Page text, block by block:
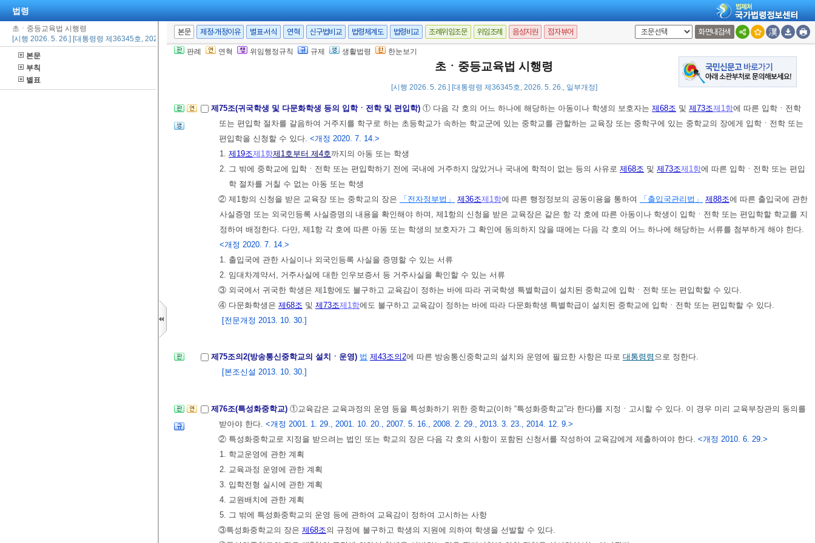
법령
초ㆍ중등교육법 시행령
[시행 2026. 5. 26.] [대통령령 제36345호, 2026. 5. 26., 일부개정]
본문
부칙
별표
본문 제정·개정이유 별표·서식 연혁 신구법비교 법령체계도 법령비교 조례위임조문 위임조례 음성지원 점자뷰어 화면내검색
판례 연혁 위임행정규칙 규제 생활법령 한눈보기
초ㆍ중등교육법 시행령
[시행 2026. 5. 26.] [대통령령 제36345호, 2026. 5. 26., 일부개정]
제74조(편입학)①편입학할 수 있는 자는 편입학하는 학년의 전학년까지의 과정을 수료한 자 및 이와 동등이상의 학력이 있다고 인정되는 자이어야 한다.
② 삭제 <2013. 2. 15.>
제75조(귀국학생 및 다문화학생 등의 입학ㆍ전학 및 편입학) ① 다음 각 호의 어느 하나에 해당하는 아동이나 학생의 보호자는 제68조 및 제73조제1항에 따른 입학ㆍ전학
또는 편입학 절차를 갈음하여 거주지를 학구로 하는 초등학교가 속하는 학교군에 있는 중학교를 관할하는 교육장 또는 중학구에 있는 중학교의 장에게 입학ㆍ전학 또는
편입학을 신청할 수 있다. <개정 2020. 7. 14.>
1. 제19조제1항제1호부터 제4호까지의 아동 또는 학생
2. 그 밖에 중학교에 입학ㆍ전학 또는 편입학하기 전에 국내에 거주하지 않았거나 국내에 학적이 없는 등의 사유로 제68조 및 제73조제1항에 따른 입학ㆍ전학 또는 편입
학 절차를 거칠 수 없는 아동 또는 학생
② 제1항의 신청을 받은 교육장 또는 중학교의 장은
「전자정부법」 제36조제1항에 따른 행정정보의 공동이용을 통하여 「출입국관리법」 제88조에 따른 출입국에 관한
사실증명 또는 외국인등록 사실증명의 내용을 확인해야 하며, 제1항의 신청을 받은 교육장은 같은 항 각 호에 따른 아동이나 학생이 입학ㆍ전학 또는 편입학할 학교를 지
정하여 배정한다. 다만, 제1항 각 호에 따른 아동 또는 학생의 보호자가 그 확인에 동의하지 않을 때에는 다음 각 호의 어느 하나에 해당하는 서류를 첨부하게 해야 한다.
<개정 2020. 7. 14.>
1. 출입국에 관한 사실이나 외국인등록 사실을 증명할 수 있는 서류
2. 임대차계약서, 거주사실에 대한 인우보증서 등 거주사실을 확인할 수 있는 서류
③ 외국에서 귀국한 학생은 제1항에도 불구하고 교육감이 정하는 바에 따라 귀국학생 특별학급이 설치된 중학교에 입학ㆍ전학 또는 편입학할 수 있다.
④ 다문화학생은 제68조 및 제73조제1항에도 불구하고 교육감이 정하는 바에 따라 다문화학생 특별학급이 설치된 중학교에 입학ㆍ전학 또는 편입학할 수 있다.
[전문개정 2013. 10. 30.]
제75조의2(방송통신중학교의 설치ㆍ운영) 법 제43조의2에 따른 방송통신중학교의 설치와 운영에 필요한 사항은 따로 대통령령 으로 정한다.
[본조신설 2013. 10. 30.]
제76조(특성화중학교) ①교육감은 교육과정의 운영 등을 특성화하기 위한 중학교(이하 “특성화중학교”라 한다)를 지정ㆍ고시할 수 있다. 이 경우 미리 교육부장관의 동의를
받아야 한다. <개정 2001. 1. 29., 2001. 10. 20., 2007. 5. 16., 2008. 2. 29., 2013. 3. 23., 2014. 12. 9.>
② 특성화중학교로 지정을 받으려는 법인 또는 학교의 장은 다음 각 호의 사항이 포함된 신청서를 작성하여 교육감에게 제출하여야 한다. <개정 2010. 6. 29.>
1. 학교운영에 관한 계획
2. 교육과정 운영에 관한 계획
3. 입학전형 실시에 관한 계획
4. 교원배치에 관한 계획
5. 그 밖에 특성화중학교의 운영 등에 관하여 교육감이 정하여 고시하는 사항
③특성화중학교의 장은 제68조의 규정에 불구하고 학생의 지원에 의하여 학생을 선발할 수 있다.